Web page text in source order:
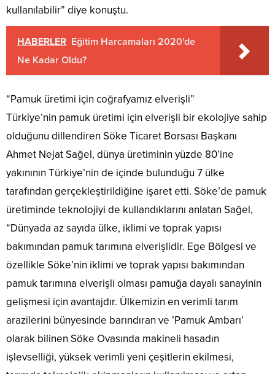
kullanılabilir” diye konuştu.
HABERLER Eğitim Harcamaları 2020'de
Ne Kadar Oldu?
“Pamuk üretimi için coğrafyamız elverişli”
Türkiye’nin pamuk üretimi için elverişli bir ekolojiye sahip
olduğunu dillendiren Söke Ticaret Borsası Başkanı
Ahmet Nejat Sağel, dünya üretiminin yüzde 80’ine
yakınının Türkiye’nin de içinde bulunduğu 7 ülke
tarafından gerçekleştirildiğine işaret etti. Söke’de pamuk
üretiminde teknolojiyi de kullandıklarını anlatan Sağel,
“Dünyada az sayıda ülke, iklimi ve toprak yapısı
bakımından pamuk tarımına elverişlidir. Ege Bölgesi ve
özellikle Söke’nin iklimi ve toprak yapısı bakımından
pamuk tarımına elverişli olması pamuğa dayalı sanayinin
gelişmesi için avantajdır. Ülkemizin en verimli tarım
arazilerini bünyesinde barındıran ve ’Pamuk Ambarı’
olarak bilinen Söke Ovasında makineli hasadın
işlevselliği, yüksek verimli yeni çeşitlerin ekilmesi,